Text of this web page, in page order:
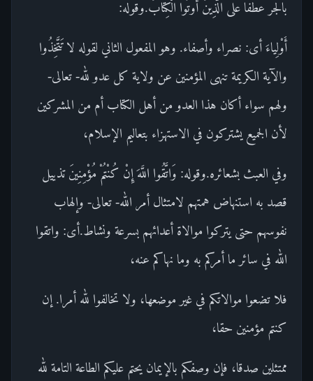
بالجر عطفا على الَّذِينَ أُوتُوا الْكِتابَ.وقوله:
أَوْلِياءَ أى: نصراء وأصفاء. وهو المفعول الثاني لقوله لا تَتَّخِذُوا
والآية الكريمة تنهى المؤمنين عن ولاية كل عدو لله- تعالى-
ولهم سواء أكان هذا العدو من أهل الكتاب أم من المشركين
لأن الجميع يشتركون في الاستهزاء بتعاليم الإسلام،
وفي العبث بشعائره.وقوله: وَاتَّقُوا اللَّهَ إِنْ كُنْتُمْ مُؤْمِنِينَ تذييل
قصد به استنهاض همتهم لامتثال أمر الله- تعالى- وإلهاب
نفوسهم حتى يتركوا موالاة أعدائهم بسرعة ونشاط.أى: واتقوا
الله في سائر ما أمركم به وما نهاكم عنه،
فلا تضعوا موالاتكم في غير موضعها، ولا تخالفوا لله أمرا. إن
كنتم مؤمنين حقا،
ممتثلين صدقا، فإن وصفكم بالإيمان يحتم عليكم الطاعة التامة لله